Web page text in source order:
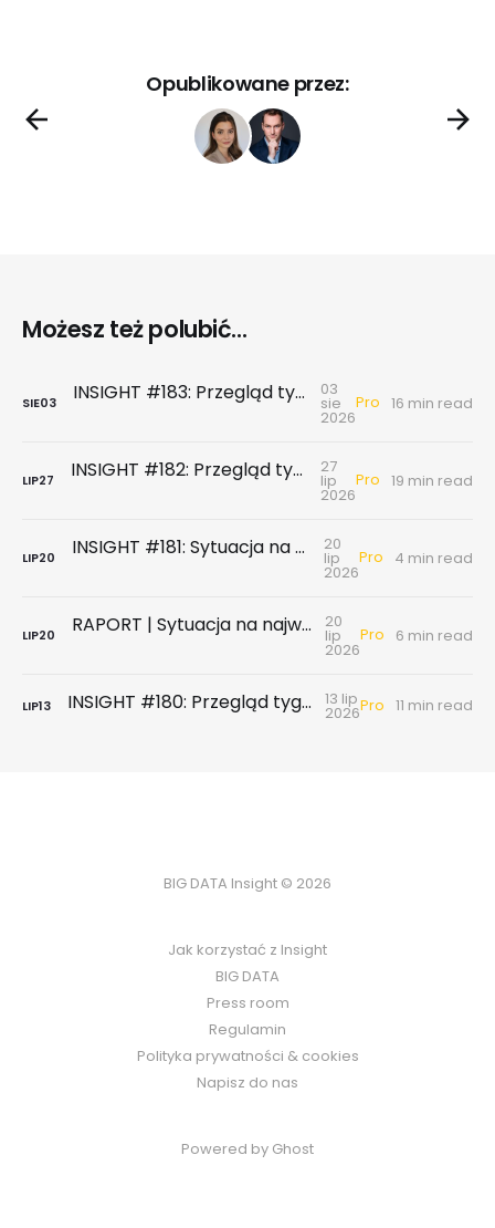
Opublikowane przez:
Możesz też polubić...
SIE03 INSIGHT #183: Przegląd tygodniowy | Najnowsze dane GUS … czyli sezon wakacyjny z wiatrem w żagle 03
sie
2026
Pro 16 min read
LIP27 INSIGHT #182: Przegląd tygodniowy | Rynek biurowy - powierzchni biurowych nie brakuje, chyba że tych w najnowszym standardzie 27
lip
2026
Pro 19 min read
LIP20 INSIGHT #181: Sytuacja na największych rynkach mieszkaniowych po II kwartale 2026 20
lip
2026
Pro 4 min read
LIP20 RAPORT | Sytuacja na największych rynkach mieszkaniowych po II kwartale 2026 20
lip
2026
Pro 6 min read
LIP13 INSIGHT #180: Przegląd tygodniowy | Badanie ankietowe NBP - rynek wtórny & najem 13 lip
2026Pro 11 min read
BIG DATA Insight © 2026
Jak korzystać z Insight
BIG DATA
Press room
Regulamin
Polityka prywatności & cookies
Napisz do nas
Powered by Ghost